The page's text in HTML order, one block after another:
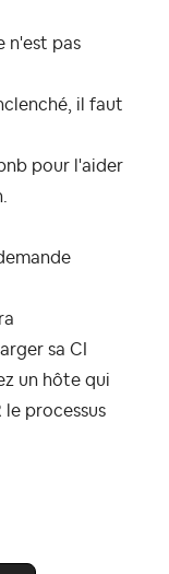
n'est pas
il faut
pour l'aider
sa CI
un hôte qui
le processus